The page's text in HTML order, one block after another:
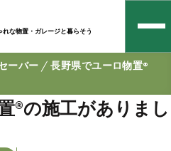
れな物置・ガレージと暮らそう
ーバー
長野県でユーロ物置®
®の施工がありまし